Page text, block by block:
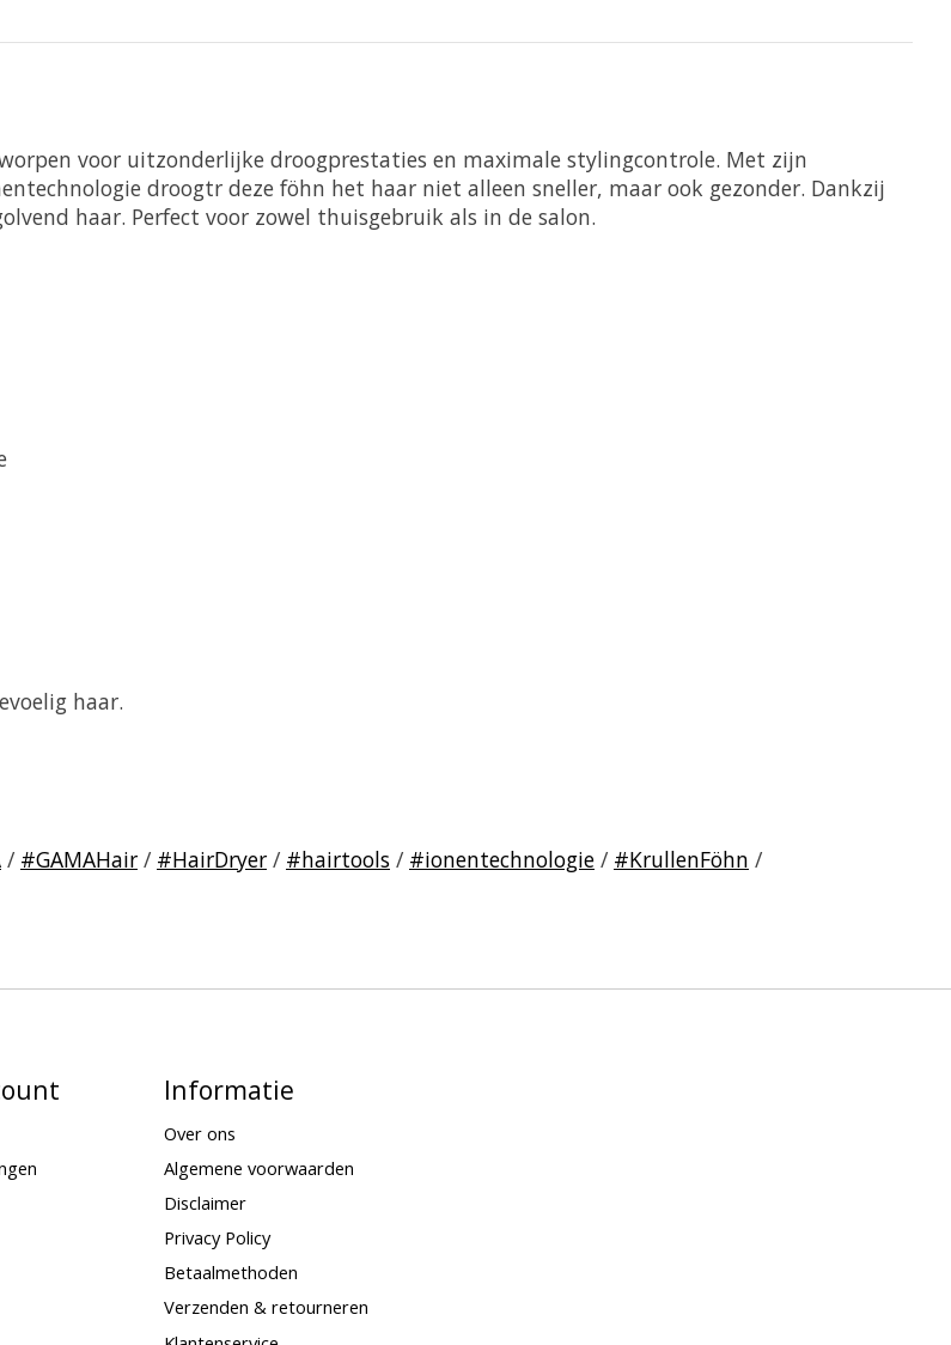
voor uitzonderlijke droogprestaties en maximale stylingcontrole. Met zijn
droogtr deze föhn het haar niet alleen sneller, maar ook gezonder. Dankzij
haar. Perfect voor zowel thuisgebruik als in de salon.
haar.
/ #GAMAHair / #HairDryer / #hairtools / #ionentechnologie / #KrullenFöhn /
Informatie
Over ons
Algemene voorwaarden
Disclaimer
Privacy Policy
Betaalmethoden
Verzenden & retourneren